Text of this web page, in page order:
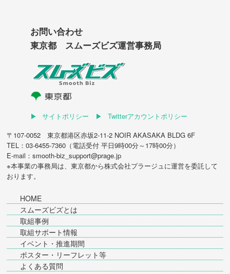
お問い合わせ
東京都 スムーズビズ運営事務局
サイトポリシー
Twitterアカウントポリシー
〒107-0052 東京都港区赤坂2-11-2 NOIR AKASAKA BLDG 6F
TEL：03-6455-7360（電話受付 平日9時00分～17時00分）
E-mail：smooth-biz_support@prage.jp
※本事業の事務局は、東京都から株式会社プラージュに運営を委託して
おります。
HOME
スムーズビズとは
取組事例
取組サポート情報
イベント・推進期間
ポスター・リーフレット等
よくある質問